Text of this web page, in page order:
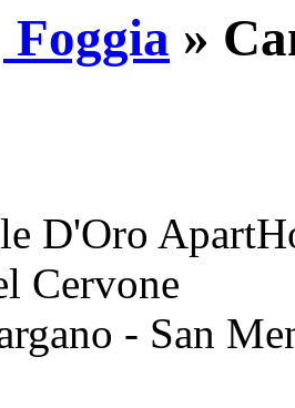
Foggia »
D'Oro
Cervone
- San